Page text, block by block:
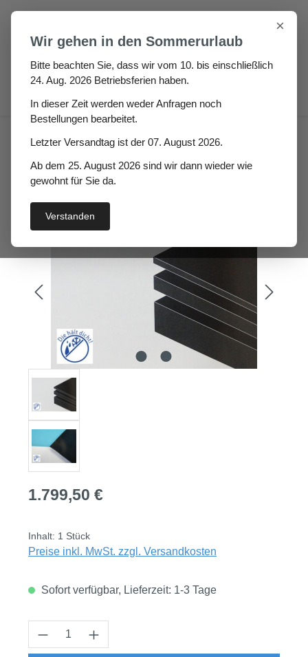
Zum Hauptinhalt springen
Gummi Platte glatt Fima
Höhe: 6mm
Bildergalerie überspringen
Regulärer Preis:
1.799,50 €
Inhalt: 1 Stück
Preise inkl. MwSt. zzgl. Versandkosten
Sofort verfügbar, Lieferzeit: 1-3 Tage
Produkt Anzahl: Gib den gewünschten
×
Wir gehen in den Sommerurlaub
Bitte beachten Sie, dass wir vom 10. bis einschließlich
24. Aug. 2026 Betriebsferien haben.
In dieser Zeit werden weder Anfragen noch
Bestellungen bearbeitet.
Letzter Versandtag ist der 07. August 2026.
Ab dem 25. August 2026 sind wir dann wieder wie
gewohnt für Sie da.
Verstanden